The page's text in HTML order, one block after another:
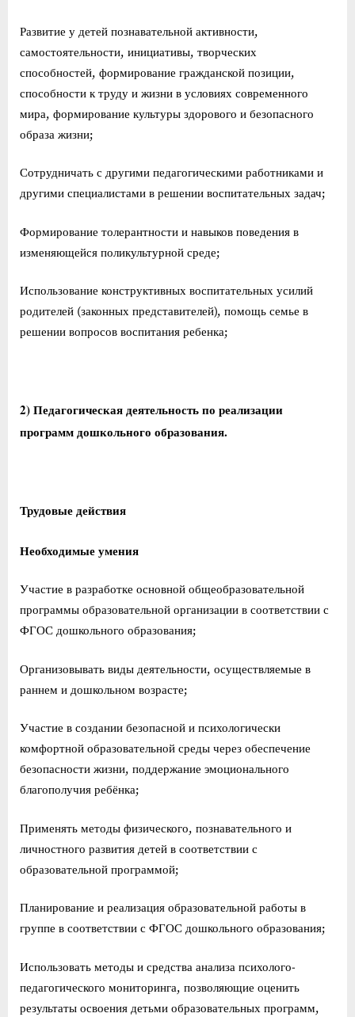
Развитие у детей познавательной активности,
самостоятельности, инициативы, творческих
способностей, формирование гражданской позиции,
способности к труду и жизни в условиях современного
мира, формирование культуры здорового и безопасного
образа жизни;
Сотрудничать с другими педагогическими работниками и
другими специалистами в решении воспитательных задач;
Формирование толерантности и навыков поведения в
изменяющейся поликультурной среде;
Использование конструктивных воспитательных усилий
родителей (законных представителей), помощь семье в
решении вопросов воспитания ребенка;
2) Педагогическая деятельность по реализации
программ дошкольного образования.
Трудовые действия
Необходимые умения
Участие в разработке основной общеобразовательной
программы образовательной организации в соответствии с
ФГОС дошкольного образования;
Организовывать виды деятельности, осуществляемые в
раннем и дошкольном возрасте;
Участие в создании безопасной и психологически
комфортной образовательной среды через обеспечение
безопасности жизни, поддержание эмоционального
благополучия ребёнка;
Применять методы физического, познавательного и
личностного развития детей в соответствии с
образовательной программой;
Планирование и реализация образовательной работы в
группе в соответствии с ФГОС дошкольного образования;
Использовать методы и средства анализа психолого-
педагогического мониторинга, позволяющие оценить
результаты освоения детьми образовательных программ,